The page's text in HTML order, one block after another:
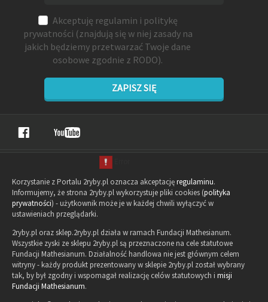
Akceptuję regulamin i politykę
prywatności (znajdują się w niej zasady na
jakich będziemy przetwarzać Twoje dane
osobowe zgodnie z RODO).
ZAPISZ SIĘ
Korzystanie z Portalu 2ryby.pl oznacza akceptacjęregulaminu.
Informujemy, że strona 2ryby.pl wykorzystuje pliki cookies (polityka
prywatności) - użytkownik może je w każdej chwili wyłączyć w
ustawieniach przeglądarki.
2ryby.pl oraz sklep.2ryby.pl działa w ramach Fundacji Mathesianum.
Wszystkie zyski ze sklepu 2ryby.pl są przeznaczone na cele statutowe
Fundacji Mathesianum. Działalność handlowa nie jest głównym celem
witryny - każdy produkt prezentowany w sklepie 2ryby.pl został wybrany
tak, by był zgodny i wspomagał realizację celów statutowych i misji
Fundacji Mathesianum.